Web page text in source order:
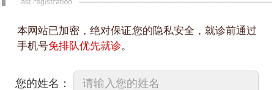
本网站已加密，绝对保证您的隐私安全，就诊前通过
手机号免排队优先就诊。
您的姓名：